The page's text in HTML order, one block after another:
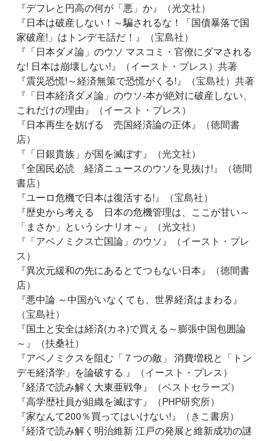
『デフレと円高の何が「悪」か』（光文社）
『日本は破産しない！～騙されるな！「国債暴落で国
家破産!」はトンデモ話だ！ 』（宝島社）
『 「日本ダメ論」のウソ マスコミ・官僚にダマされる
な! 日本は崩壊しない! 』（イースト・プレス）共著
『震災恐慌!～経済無策で恐慌がくる! 』（宝島社）共著
『 「日本経済ダメ論」のウソ-本が絶対に破産しない、
これだけの理由 』（イースト・プレス）
『日本再生を妨げる 売国経済論の正体』（徳間書
店）
『 「日銀貴族」が国を滅ぼす 』（光文社）
『全国民必読 経済ニュースのウソを見抜け! 』（徳間
書店）
『ユーロ危機で日本は復活する! 』（宝島社）
『歴史から考える 日本の危機管理は、ここが甘い～
「まさか」というシナリオ～ 』（光文社）
『 「アベノミクス亡国論」のウソ 』（イースト・プレ
ス）
『異次元緩和の先にあるとてつもない日本 』（徳間書
店）
『悪中論 ～中国がいなくても、世界経済はまわる 』
（宝島社）
『国土と安全は経済(カネ)で買える～膨張中国包囲論
～ 』（扶桑社）
『アベノミクスを阻む「７つの敵」 消費増税と「トン
デモ経済学」を論破する 』（イースト・プレス）
『経済で読み解く大東亜戦争』（ベストセラーズ）
『高学歴社員が組織を滅ぼす 』（PHP研究所）
『家なんて200％買ってはいけない! 』（きこ書房）
『経済で読み解く明治維新 江戸の発展と維新成功の謎